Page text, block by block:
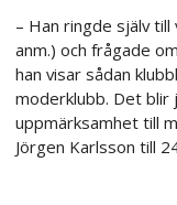
– Han ringde själv
anm.) och frågade
han visar sådan
moderklubb. Det blir
uppmärksamhet till
Jörgen Karlsson till